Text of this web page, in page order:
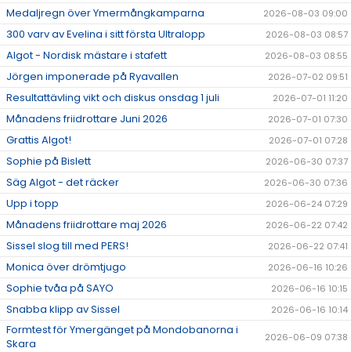
Medaljregn över Ymermångkamparna 2026-08-03 09:00
300 varv av Evelina i sitt första Ultralopp 2026-08-03 08:57
Algot - Nordisk mästare i stafett 2026-08-03 08:55
Jörgen imponerade på Ryavallen 2026-07-02 09:51
Resultattävling vikt och diskus onsdag 1 juli 2026-07-01 11:20
Månadens friidrottare Juni 2026 2026-07-01 07:30
Grattis Algot! 2026-07-01 07:28
Sophie på Bislett 2026-06-30 07:37
Säg Algot - det räcker 2026-06-30 07:36
Upp i topp 2026-06-24 07:29
Månadens friidrottare maj 2026 2026-06-22 07:42
Sissel slog till med PERS! 2026-06-22 07:41
Monica över drömtjugo 2026-06-16 10:26
Sophie tvåa på SAYO 2026-06-16 10:15
Snabba klipp av Sissel 2026-06-16 10:14
Formtest för Ymergänget på Mondobanorna i
Skara
2026-06-09 07:38